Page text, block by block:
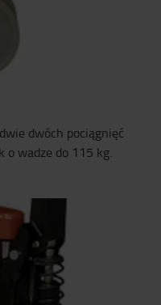
dwóch pociągnięć
o wadze do 115 kg.